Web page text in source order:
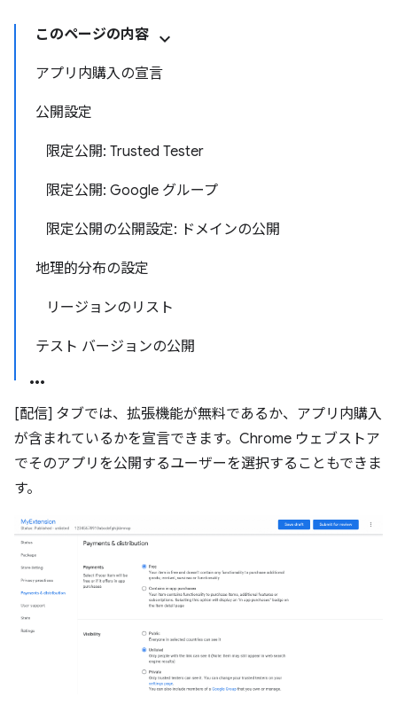
このページの内容
アプリ内購入の宣言
公開設定
限定公開: Trusted Tester
限定公開: Google グループ
限定公開の公開設定: ドメインの公開
地理的分布の設定
リージョンのリスト
テスト バージョンの公開
[配信] タブでは、拡張機能が無料であるか、アプリ内購入
が含まれているかを宣言できます。Chrome ウェブストア
でそのアプリを公開するユーザーを選択することもできま
す。